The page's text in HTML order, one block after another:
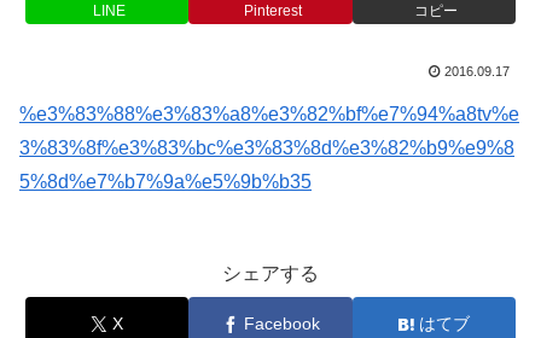
LINE Pinterest コピー
2016.09.17
%e3%83%88%e3%83%a8%e3%82%bf%e7%94%a8tv%e
3%83%8f%e3%83%bc%e3%83%8d%e3%82%b9%e9%8
5%8d%e7%b7%9a%e5%9b%b35
シェアする
X Facebook はてブ